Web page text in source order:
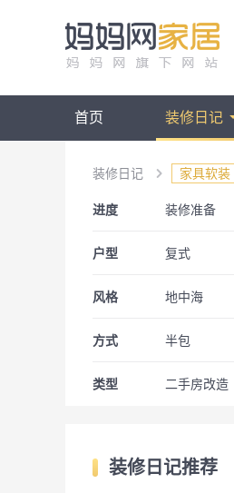
首页 装修日记
装修日记 家具软装
进度 装修准备
户型
复式
风格
地中海
侘寂风
方式 半包
类型 二手房改造
装修日记推荐